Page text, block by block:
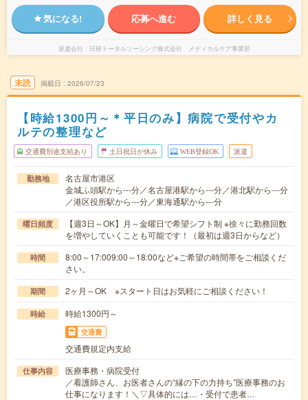
気になる! 応募へ進む 詳しく見る
派遣会社 日研トータルソーシング株式会社 メディカルケア事業部
未読 掲載日 2026/07/23
【時給1300円～＊平日のみ】病院で受付やカ
ルテの整理など
交通費別途支給あり 土日祝日が休み WEB登録OK 派遣
勤務地
名古屋市港区
金城ふ頭駅から---分／名古屋港駅から---分／港北駅から---分
／港区役所駅から---分／東海通駅から---分
曜日頻度
【週3日～OK】月～金曜日で希望シフト制 ※徐々に勤務回数
を増やしていくことも可能です！（最初は週3日からなど）
時間
8:00～17:009:00～18:00など※ご希望の時間帯をご相談くだ
さい。
期間 2ヶ月～OK ※スタート日はお気軽にご相談ください！
時給 時給1300円～
交通費
交通費規定内支給
仕事内容
医療事務・病院受付
／看護師さん、お医者さんの“縁の下の力持ち”医療事務のお
仕事になります！＼▽具体的には…・受付で患者…